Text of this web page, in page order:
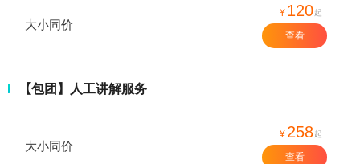
大小同价
¥ 120起
查看
【包团】人工讲解服务
大小同价
¥ 258起
查看